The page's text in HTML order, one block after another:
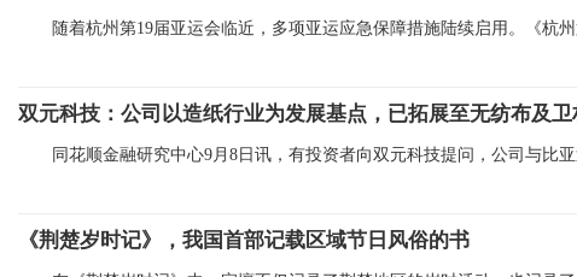
随着杭州第19届亚运会临近，多项亚运应急保障措施陆续启用。《杭
双元科技：公司以造纸行业为发展基点，已拓展至无纺布及
同花顺金融研究中心9月8日讯，有投资者向双元科技提问，公司与比
《荆楚岁时记》，我国首部记载区域节日风俗的书